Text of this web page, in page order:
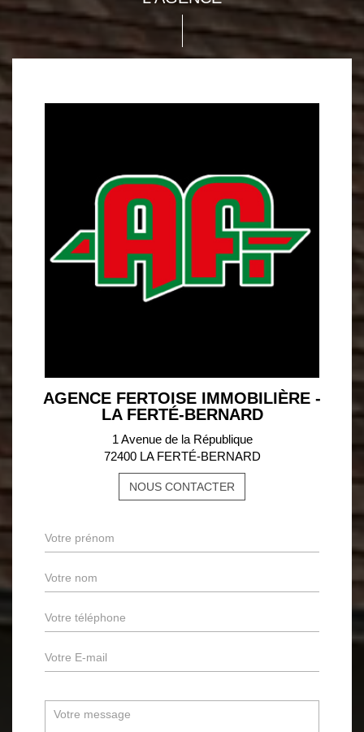
AGENCE FERTOISE IMMOBILIÈRE -
LA FERTÉ-BERNARD
1 Avenue de la République
72400 LA FERTÉ-BERNARD
NOUS CONTACTER